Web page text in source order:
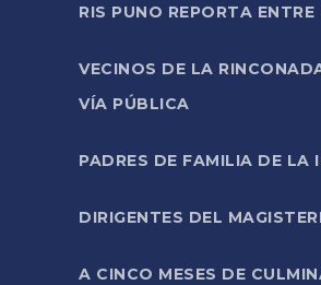
RIS PUNO REPORTA
VECINOS DE LA
VÍA PÚBLICA
PADRES DE FAMILIA DE
DIRIGENTES DEL
A CINCO MESES DE